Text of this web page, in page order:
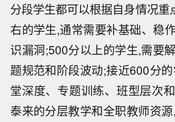
分段学生都可以根据自身情况
右的学生,通常需要补基础、稳
识漏洞;500分以上的学生,需要
题规范和阶段波动;接近600分
堂深度、专题训练、班型层次
泰来的分层教学和全职教师资